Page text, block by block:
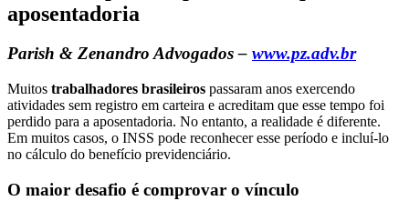
aposentadoria
Parish & Zenandro Advogados – www.pz.adv.br
Muitos trabalhadores brasileiros passaram anos exercendo
atividades sem registro em carteira e acreditam que esse tempo foi
perdido para a aposentadoria. No entanto, a realidade é diferente.
Em muitos casos, o INSS pode reconhecer esse período e incluí-lo
no cálculo do benefício previdenciário.
O maior desafio é comprovar o vínculo